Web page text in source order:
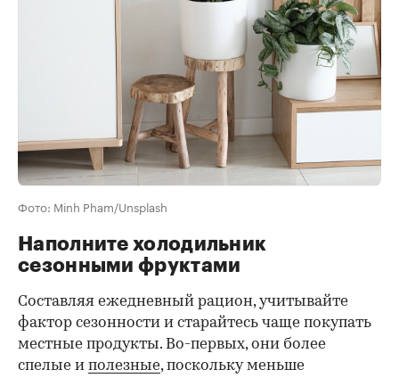
Фото: Minh Pham/Unsplash
Наполните холодильник
сезонными фруктами
Составляя ежедневный рацион, учитывайте
фактор сезонности и старайтесь чаще покупать
местные продукты. Во-первых, они более
спелые и полезные, поскольку меньше